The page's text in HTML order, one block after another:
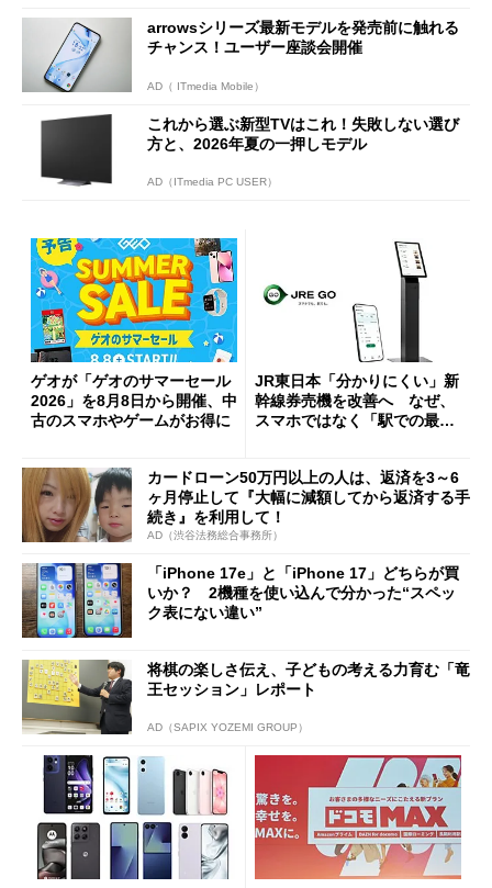
arrowsシリーズ最新モデルを発売前に触れる
チャンス！ユーザー座談会開催
AD（ ITmedia Mobile）
これから選ぶ新型TVはこれ！失敗しない選び
方と、2026年夏の一押しモデル
AD（ITmedia PC USER）
ゲオが「ゲオのサマーセール
2026」を8月8日から開催、中
古のスマホやゲームがお得に
JR東日本「分かりにくい」新
幹線券売機を改善へ なぜ、
スマホではなく「駅での最短
カードローン50万円以上の人は、返済を3～6
ヶ月停止して『大幅に減額してから返済する手
続き』を利用して！
AD（渋谷法務総合事務所）
「iPhone 17e」と「iPhone 17」どちらが買
いか？ 2機種を使い込んで分かった“スペッ
ク表にない違い”
将棋の楽しさ伝え、子どもの考える力育む「竜
王セッション」レポート
AD（SAPIX YOZEMI GROUP）